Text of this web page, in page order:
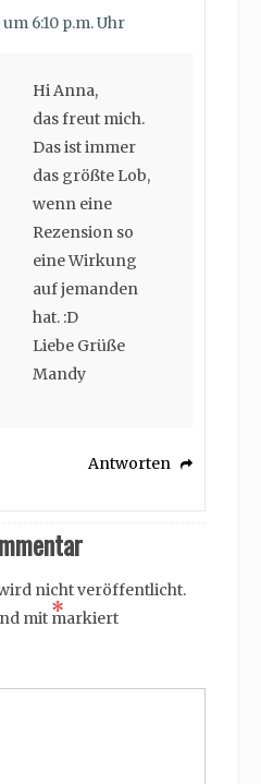
6:10 p.m. Uhr
Hi Anna,
das freut mich.
Das ist immer
das größte Lob,
wenn eine
Rezension so
eine Wirkung
auf jemanden
hat. :D
Liebe Grüße
Mandy
Antworten
nicht veröffentlicht.
mit *
markiert